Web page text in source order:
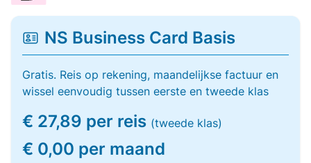
NS Business Card Basis
Gratis. Reis op rekening, maandelijkse factuur en
wissel eenvoudig tussen eerste en tweede klas
€ 27,89 per reis (tweede klas)
€ 0,00 per maand